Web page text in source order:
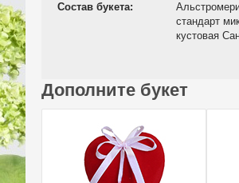
Состав букета:
стандарт
кустовая
Дополните букет